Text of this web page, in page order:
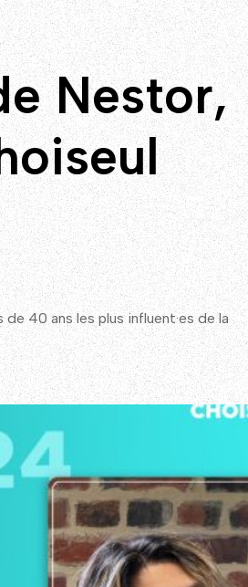
Nestor,
40 ans les plus influent·es de la